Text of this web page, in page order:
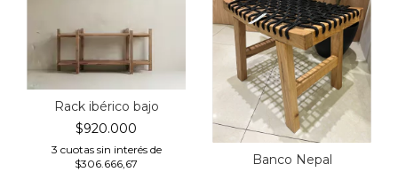
Rack ibérico bajo
$920.000
3 cuotas sin interés de
$306.666,67
Banco Nepal